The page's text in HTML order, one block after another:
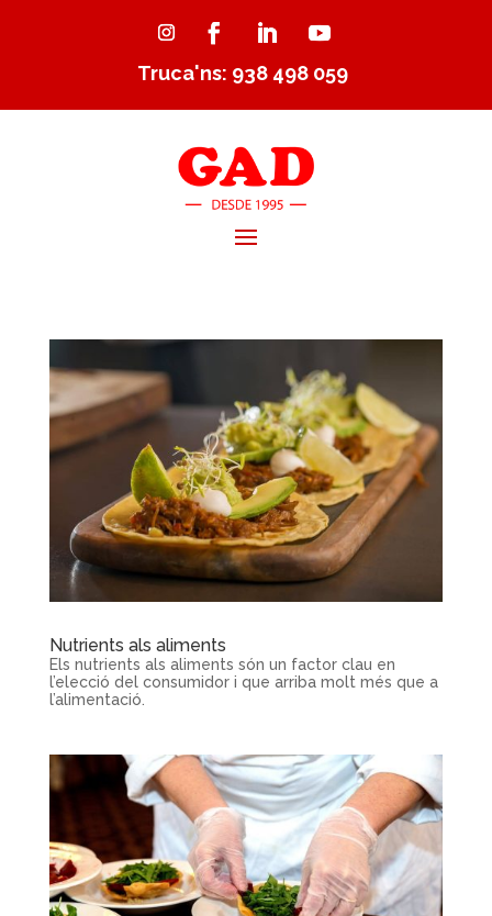
Truca'ns: 938 498 059
Nutrients als aliments
Els nutrients als aliments són un factor clau en
l’elecció del consumidor i que arriba molt més que a
l’alimentació.